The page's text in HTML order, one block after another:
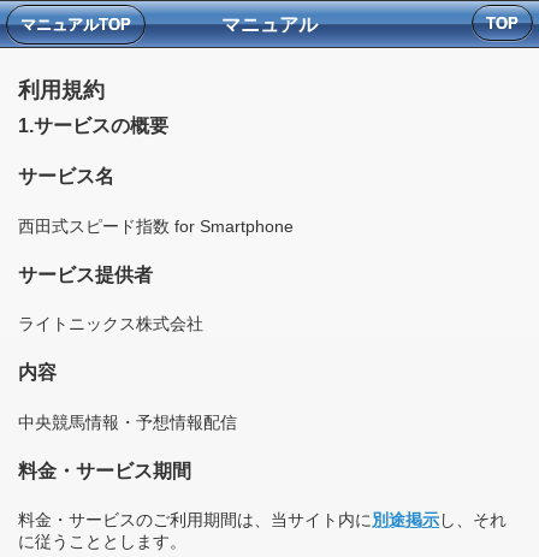
マニュアルTOP マニュアル TOP
利用規約
1.サービスの概要
サービス名
西田式スピード指数 for Smartphone
サービス提供者
ライトニックス株式会社
内容
中央競馬情報・予想情報配信
料金・サービス期間
料金・サービスのご利用期間は、当サイト内に別途掲示し、それ
に従うこととします。